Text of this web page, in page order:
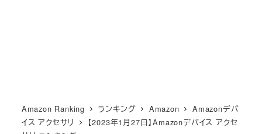
Amazon Ranking ランキング Amazon
Amazonデバ
イス アクセサリ
【2023年1月27日】Amazonデバイス アクセ